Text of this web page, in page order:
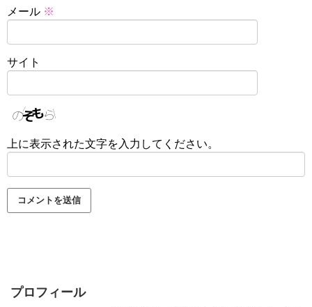
メール ※
サイト
上に表示された文字を入力してください。
プロフィール